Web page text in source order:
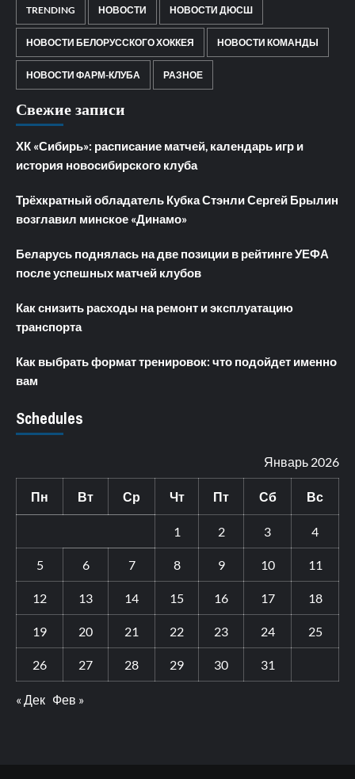
TRENDING НОВОСТИ НОВОСТИ ДЮСШ
НОВОСТИ БЕЛОРУССКОГО ХОККЕЯ НОВОСТИ КОМАНДЫ
НОВОСТИ ФАРМ-КЛУБА РАЗНОЕ
Свежие записи
ХК «Сибирь»: расписание матчей, календарь игр и
история новосибирского клуба
Трёхкратный обладатель Кубка Стэнли Сергей Брылин
возглавил минское «Динамо»
Беларусь поднялась на две позиции в рейтинге УЕФА
после успешных матчей клубов
Как снизить расходы на ремонт и эксплуатацию
транспорта
Как выбрать формат тренировок: что подойдет именно
вам
Schedules
Январь 2026
Пн Вт Ср Чт Пт Сб Вс
1 2 3 4
5 6 7 8 9 10 11
12 13 14 15 16 17 18
19 20 21 22 23 24 25
26 27 28 29 30 31
« Дек Фев »